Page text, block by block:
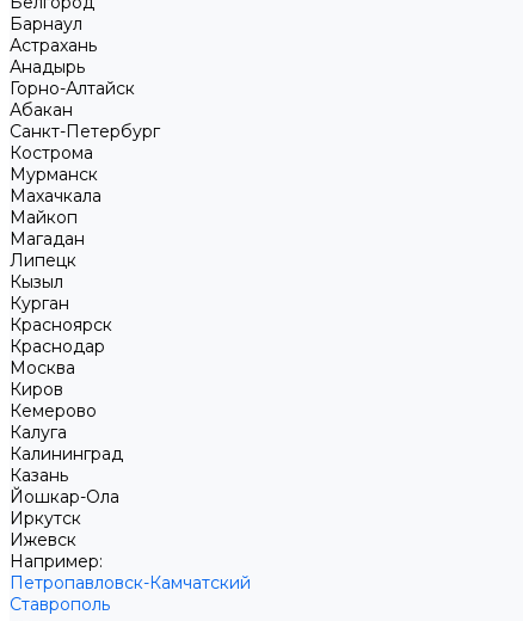
Барнаул
Астрахань
Анадырь
Горно-Алтайск
Абакан
Санкт-Петербург
Кострома
Мурманск
Махачкала
Майкоп
Магадан
Липецк
Кызыл
Курган
Красноярск
Краснодар
Москва
Киров
Кемерово
Калуга
Калининград
Казань
Йошкар-Ола
Иркутск
Ижевск
Например:
Петропавловск-Камчатский
Ставрополь